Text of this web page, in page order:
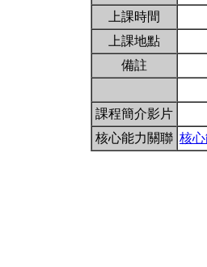
上課時間
上課地點
備註
課程簡介影片
核心能力關聯 核